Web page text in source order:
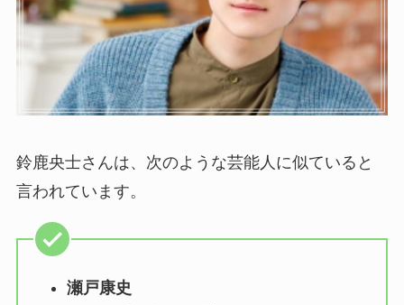
鈴鹿央士さんは、次のような芸能人に似ていると
言われています。
瀬戸康史